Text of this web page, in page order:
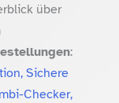
über
:
Sichere
Checker,